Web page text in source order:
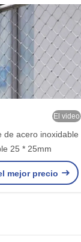
El video
de acero inoxidable
25 * 25mm
mejor precio